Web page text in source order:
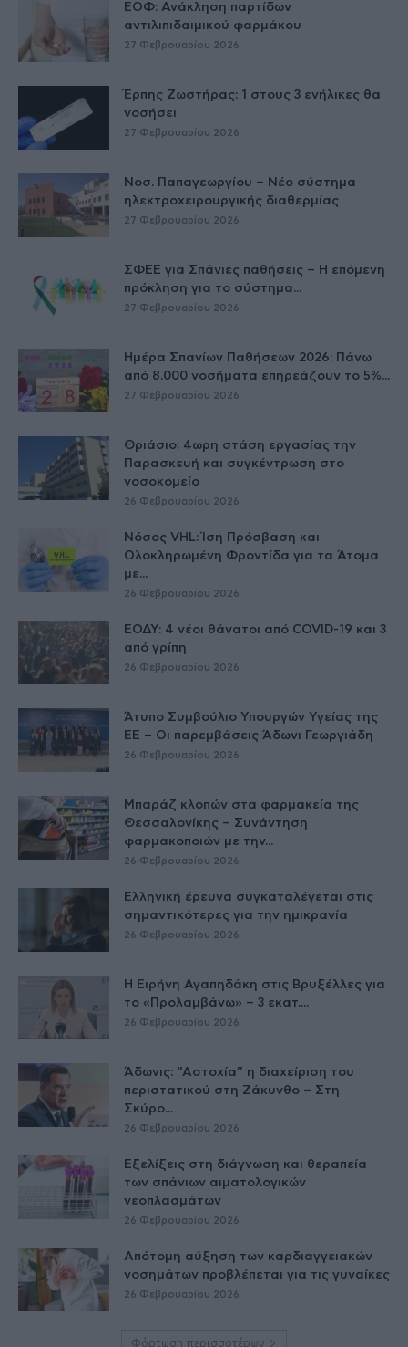
ΕΟΦ: Ανάκληση παρτίδων
αντιλιπιδαιμικού φαρμάκου
27 Φεβρουαρίου 2026
Έρπης Ζωστήρας: 1 στους 3 ενήλικες θα
νοσήσει
27 Φεβρουαρίου 2026
Νοσ. Παπαγεωργίου – Νέο σύστημα
ηλεκτροχειρουργικής διαθερμίας
27 Φεβρουαρίου 2026
ΣΦΕΕ για Σπάνιες παθήσεις – Η επόμενη
πρόκληση για το σύστημα...
27 Φεβρουαρίου 2026
Ημέρα Σπανίων Παθήσεων 2026: Πάνω
από 8.000 νοσήματα επηρεάζουν το 5%...
27 Φεβρουαρίου 2026
Θριάσιο: 4ωρη στάση εργασίας την
Παρασκευή και συγκέντρωση στο
νοσοκομείο
26 Φεβρουαρίου 2026
Νόσος VHL: Ίση Πρόσβαση και
Ολοκληρωμένη Φροντίδα για τα Άτομα
με...
26 Φεβρουαρίου 2026
ΕΟΔΥ: 4 νέοι θάνατοι από COVID-19 και 3
από γρίπη
26 Φεβρουαρίου 2026
Άτυπο Συμβούλιο Υπουργών Υγείας της
ΕE – Οι παρεμβάσεις Άδωνι Γεωργιάδη
26 Φεβρουαρίου 2026
Μπαράζ κλοπών στα φαρμακεία της
Θεσσαλονίκης – Συνάντηση
φαρμακοποιών με την...
26 Φεβρουαρίου 2026
Ελληνική έρευνα συγκαταλέγεται στις
σημαντικότερες για την ημικρανία
26 Φεβρουαρίου 2026
Η Ειρήνη Αγαπηδάκη στις Βρυξέλλες για
το «Προλαμβάνω» – 3 εκατ....
26 Φεβρουαρίου 2026
Άδωνις: “Αστοχία” η διαχείριση του
περιστατικού στη Ζάκυνθο – Στη
Σκύρο...
26 Φεβρουαρίου 2026
Εξελίξεις στη διάγνωση και θεραπεία
των σπάνιων αιματολογικών
νεοπλασμάτων
26 Φεβρουαρίου 2026
Απότομη αύξηση των καρδιαγγειακών
νοσημάτων προβλέπεται για τις γυναίκες
26 Φεβρουαρίου 2026
Φόρτωση περισσοτέρων